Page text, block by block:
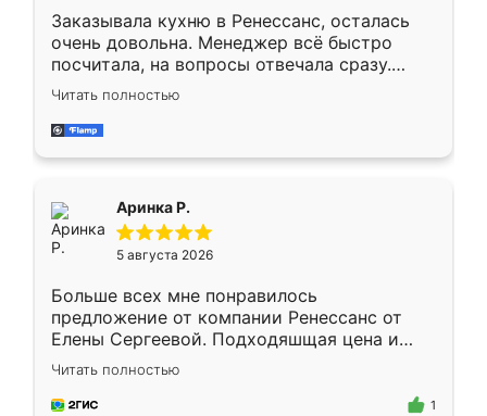
Заказывала кухню в Ренессанс, осталась
очень довольна. Менеджер всё быстро
посчитала, на вопросы отвечала сразу.
Замерщик приехал в субботу, подошёл к
делу со всей ответственностью. Собрали
за день, ребята работали аккуратно, даже
Читать полностью
Аринка Р.
5 августа 2026
Больше всех мне понравилось
предложение от компании Ренессанс от
Елены Сергеевой. Подходяшщая цена и
короткие сроки изготовления. Приехавший
для замера сотрудник Владислав
предложил по моему эскизу самый
Читать полностью
1